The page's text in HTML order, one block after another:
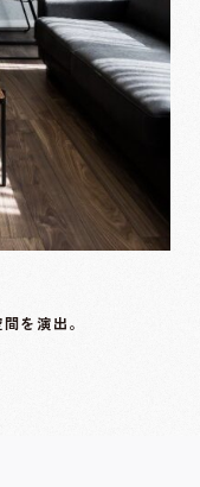
を演出。